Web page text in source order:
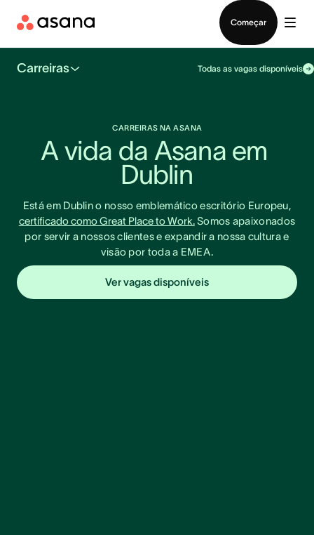
Começar
Carreiras Todas as vagas disponíveis
CARREIRAS NA ASANA
A vida da Asana em
Dublin
Está em Dublin o nosso emblemático escritório Europeu,
certificado como Great Place to Work.Somos apaixonados
por servir a nossos clientes e expandir a nossa cultura e
visão por toda a EMEA.
Ver vagas disponíveis